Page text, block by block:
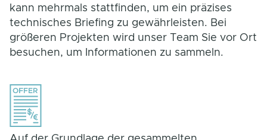
kann mehrmals stattfinden, um ein präzises
technisches Briefing zu gewährleisten. Bei
größeren Projekten wird unser Team Sie vor Ort
besuchen, um Informationen zu sammeln.